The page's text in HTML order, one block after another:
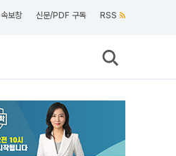
속보창 신문/PDF 구독 RSS